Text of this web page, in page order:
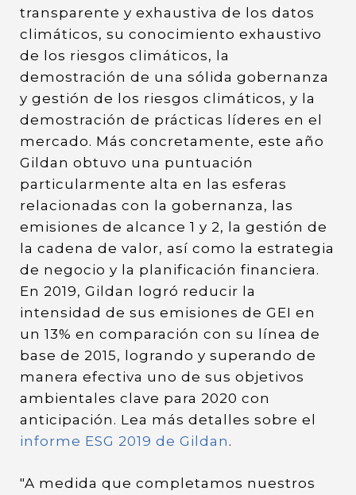
transparente y exhaustiva de los datos
climáticos, su conocimiento exhaustivo
de los riesgos climáticos, la
demostración de una sólida gobernanza
y gestión de los riesgos climáticos, y la
demostración de prácticas líderes en el
mercado. Más concretamente, este año
Gildan obtuvo una puntuación
particularmente alta en las esferas
relacionadas con la gobernanza, las
emisiones de alcance 1 y 2, la gestión de
la cadena de valor, así como la estrategia
de negocio y la planificación financiera.
En 2019, Gildan logró reducir la
intensidad de sus emisiones de GEI en
un 13% en comparación con su línea de
base de 2015, logrando y superando de
manera efectiva uno de sus objetivos
ambientales clave para 2020 con
anticipación. Lea más detalles sobre el
informe ESG 2019 de Gildan .
"A medida que completamos nuestros